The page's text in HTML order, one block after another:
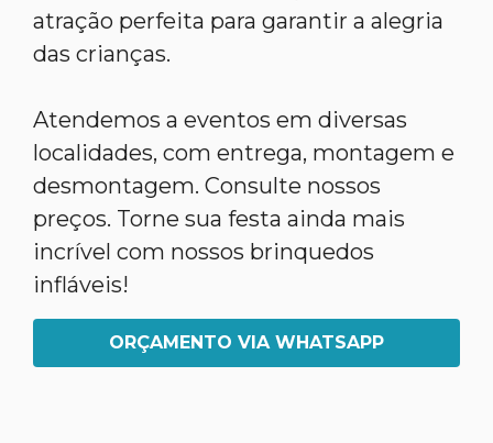
atração perfeita para garantir a alegria
das crianças.
Atendemos a eventos em diversas
localidades, com entrega, montagem e
desmontagem. Consulte nossos
preços. Torne sua festa ainda mais
incrível com nossos brinquedos
infláveis!
ORÇAMENTO VIA WHATSAPP